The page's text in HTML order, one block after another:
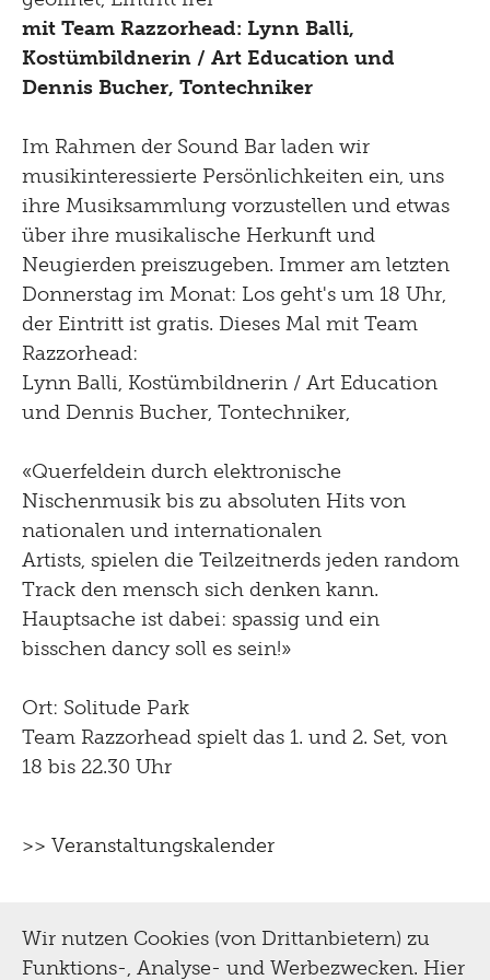
Picknick
Brunch
Late Thursday Menu
mit Team Razzorhead: Lynn Balli,
Kostümbildnerin / Art Education und
Dennis Bucher, Tontechniker
Im Rahmen der Sound Bar laden wir
musikinteressierte Persönlichkeiten ein, uns
ihre Musiksammlung vorzustellen und etwas
über ihre musikalische Herkunft und
Neugierden preiszugeben. Immer am letzten
Donnerstag im Monat: Los geht's um 18 Uhr,
der Eintritt ist gratis. Dieses Mal mit Team
Razzorhead:
Lynn Balli, Kostümbildnerin / Art Education
und Dennis Bucher, Tontechniker,
«Querfeldein durch elektronische
Nischenmusik bis zu absoluten Hits von
nationalen und internationalen
Artists, spielen die Teilzeitnerds jeden random
Track den mensch sich denken kann.
Hauptsache ist dabei: spassig und ein
bisschen dancy soll es sein!»
Ort: Solitude Park
Team Razzorhead spielt das 1. und 2. Set, von
18 bis 22.30 Uhr
>> Veranstaltungskalender
Wir nutzen Cookies (von Drittanbietern) zu
Funktions-, Analyse- und Werbezwecken. Hier